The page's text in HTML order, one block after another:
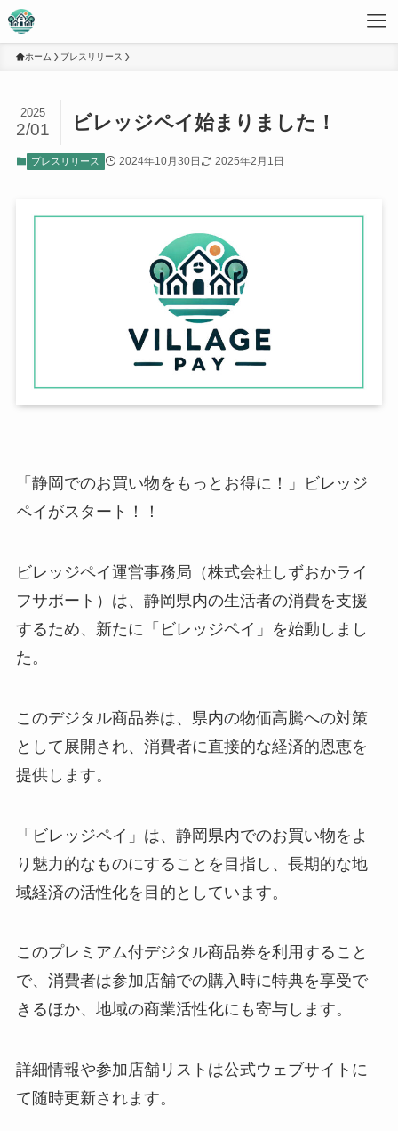
ホーム プレスリリース
ビレッジペイ始まりました！
2025
2/01
プレスリリース 2024年10月30日 2025年2月1日
「静岡でのお買い物をもっとお得に！」ビレッジ
ペイがスタート！！
ビレッジペイ運営事務局（株式会社しずおかライ
フサポート）は、静岡県内の生活者の消費を支援
するため、新たに「ビレッジペイ」を始動しまし
た。
このデジタル商品券は、県内の物価高騰への対策
として展開され、消費者に直接的な経済的恩恵を
提供します。
「ビレッジペイ」は、静岡県内でのお買い物をよ
り魅力的なものにすることを目指し、長期的な地
域経済の活性化を目的としています。
このプレミアム付デジタル商品券を利用すること
で、消費者は参加店舗での購入時に特典を享受で
きるほか、地域の商業活性化にも寄与します。
詳細情報や参加店舗リストは公式ウェブサイトに
て随時更新されます。